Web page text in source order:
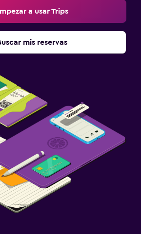
a usar Trips
mis reservas